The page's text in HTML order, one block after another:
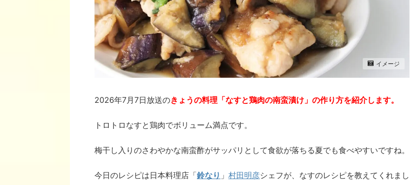
イメージ
2026年7月7日放送のきょうの料理「なすと鶏肉の南蛮漬け」の作り方を紹介します。
トロトロなすと鶏肉でボリューム満点です。
梅干し入りのさわやかな南蛮酢がサッパリとして食欲が落ちる夏でも食べやすいですね。
今日のレシピは日本料理店「鈴なり 」 村田明彦シェフが、なすのレシピを教えてくれまし